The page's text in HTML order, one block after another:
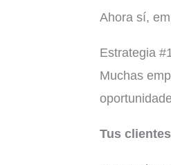
Ahora sí,
Estrategia
Muchas
Tus